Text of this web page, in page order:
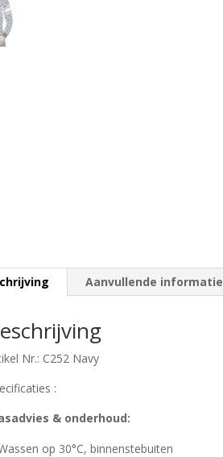
Aanvullende informatie
Nr.: C252 Navy
:
& onderhoud:
op 30°C, binnenstebuiten